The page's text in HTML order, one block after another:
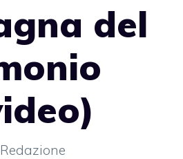
del
Redazione